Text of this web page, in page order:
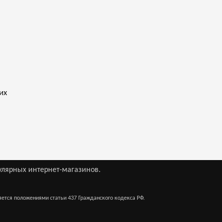
интернет-магазинов.
положениями статьи 437 Гражданского кодекса РФ.